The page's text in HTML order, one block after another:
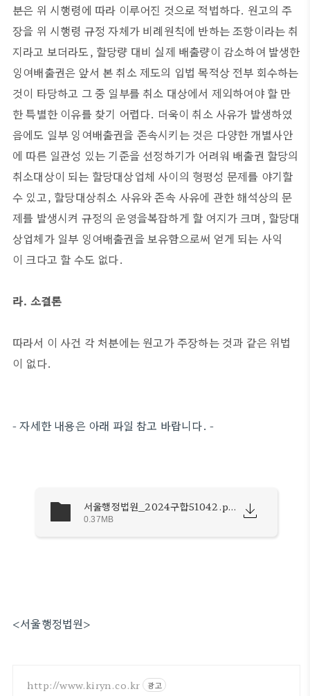
분은 위 시행령에 따라 이루어진 것으로 적법하다. 원고의 주
장을 위 시행령 규정 자체가 비례원칙에 반하는 조항이라는 취
지라고 보더라도, 할당량 대비 실제 배출량이 감소하여 발생한
잉여배출권은 앞서 본 취소 제도의 입법 목적상 전부 회수하는
것이 타당하고 그 중 일부를 취소 대상에서 제외하여야 할 만
한 특별한 이유를 찾기 어렵다. 더욱이 취소 사유가 발생하였
음에도 일부 잉여배출권을 존속시키는 것은 다양한 개별사안
에 따른 일관성 있는 기준을 선정하기가 어려워 배출권 할당의
취소대상이 되는 할당대상업체 사이의 형평성 문제를 야기할
수 있고, 할당대상취소 사유와 존속 사유에 관한 해석상의 문
제를 발생시켜 규정의 운영을복잡하게 할 여지가 크며, 할당대
상업체가 일부 잉여배출권을 보유함으로써 얻게 되는 사익
이 크다고 할 수도 없다.
라. 소결론
따라서 이 사건 각 처분에는 원고가 주장하는 것과 같은 위법
이 없다.
-자세한 내용은 아래 파일 참고 바랍니다. -
서울행정법원_2024구합51042.pdf
0.37MB
<서울행정법원>
http://www.kiryn.co.kr 광고